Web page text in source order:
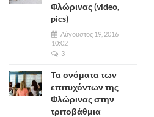
Φλώρινας (video,
pics)
Αύγουστος 19, 2016
10:02
3
Τα ονόματα των
επιτυχόντων της
Φλώρινας στην
τριτοβάθμια